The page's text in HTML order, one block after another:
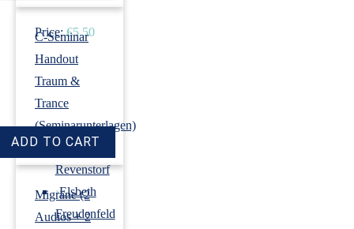
Price: €5.50
C-Seminar
Handout
Traum &
Trance
(Seminarunterlagen)
›Dirk
Revenstorf
›Elsbeth
Freudenfeld
Migräne (2
Audios + 2